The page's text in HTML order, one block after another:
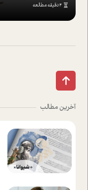
4 دقیقه مطالعه
آخرین مطالب